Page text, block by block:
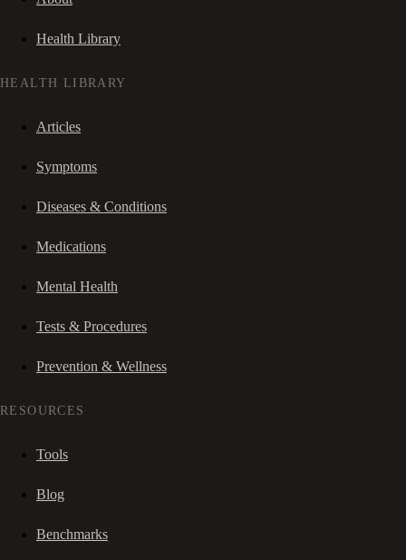
Health Library
HEALTH LIBRARY
Articles
Symptoms
Diseases & Conditions
Medications
Mental Health
Tests & Procedures
Prevention & Wellness
RESOURCES
Tools
Blog
Benchmarks